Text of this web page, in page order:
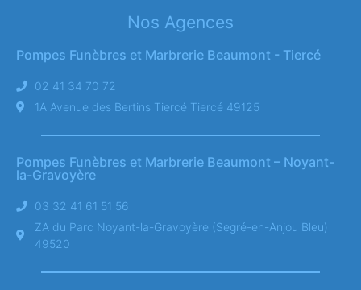
Nos Agences
Pompes Funèbres et Marbrerie Beaumont - Tiercé
02 41 34 70 72
1A Avenue des Bertins Tiercé Tiercé 49125
Pompes Funèbres et Marbrerie Beaumont – Noyant-
la-Gravoyère
03 32 41 61 51 56
ZA du Parc Noyant-la-Gravoyère (Segré-en-Anjou Bleu)
49520